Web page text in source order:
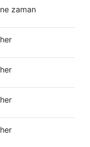
ne zaman
her
her
her
her